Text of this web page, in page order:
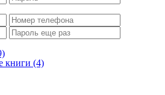
книги (4)